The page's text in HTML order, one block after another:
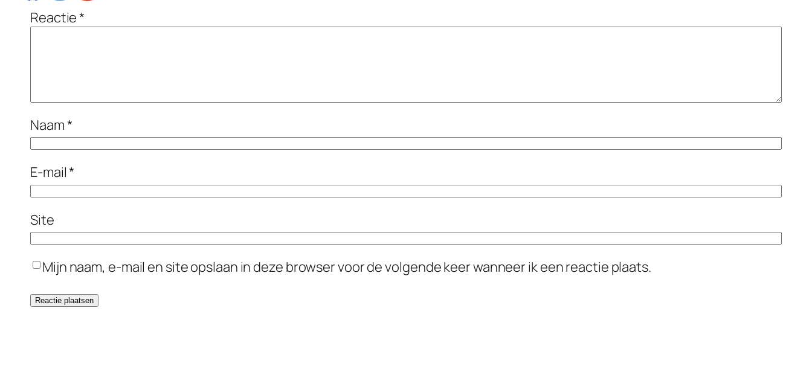
Reactie*
Naam*
E-mail*
Site
Mijn naam, e-mail en site opslaan in deze browser voor de volgende keer wanneer ik een reactie plaats.